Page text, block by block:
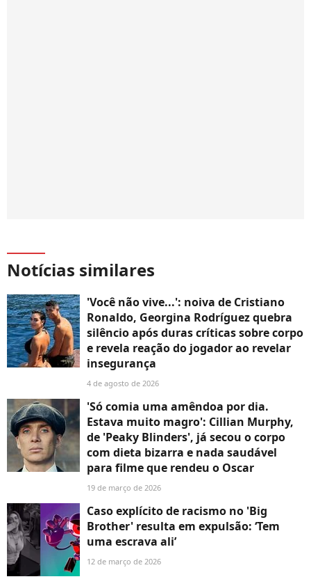
Notícias similares
'Você não vive...': noiva de Cristiano
Ronaldo, Georgina Rodríguez quebra
silêncio após duras críticas sobre corpo
e revela reação do jogador ao revelar
insegurança
4 de agosto de 2026
'Só comia uma amêndoa por dia.
Estava muito magro': Cillian Murphy,
de 'Peaky Blinders', já secou o corpo
com dieta bizarra e nada saudável
para filme que rendeu o Oscar
19 de março de 2026
Caso explícito de racismo no 'Big
Brother' resulta em expulsão: ‘Tem
uma escrava ali’
12 de março de 2026